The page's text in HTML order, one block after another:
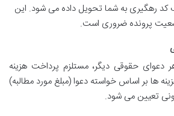
رهگیری به شما تحویل داده می شود. این
پرونده ضروری است.
دعوای حقوقی دیگر، مستلزم پرداخت هزینه
ها بر اساس خواسته دعوا (مبلغ مورد مطالبه)
تعیین می شود.